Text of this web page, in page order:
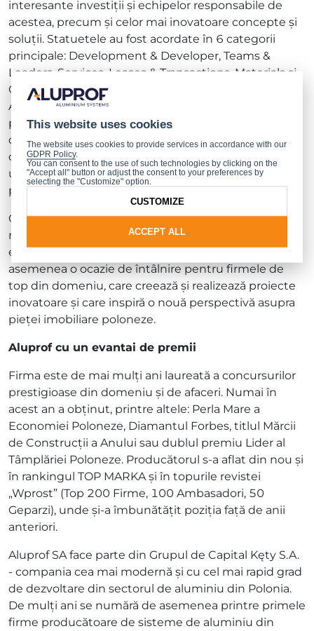
interesante investiții și echipelor responsabile de
acestea, precum și celor mai inovatoare concepte și
soluții. Statuetele au fost acordate în 6 categorii
principale: Development & Developer, Teams &
Leaders, Services, Leases & Transactions, Materials și
Creative Spirit. 33 de laureați ai concursului CIJ
Awards Poland au fost aleși prin vot, în 2 etape. În
prima rundă au participat experți renumiți din
domeniul imobiliar, de investiții, arhitectură și
construcții. A doua etapă a avut loc prin intermediul
unei platforme online, unde au votat peste 3600 de
persoane cu experiență în domeniul imobiliar.
Gala CIJ Awards Poland este un eveniment
recunoscut și de prestigiu pe piața poloneză și
europeană a imobilelor comerciale. Este de
asemenea o ocazie de întâlnire pentru firmele de
top din domeniu, care creează și realizează proiecte
inovatoare și care inspiră o nouă perspectivă asupra
pieței imobiliare poloneze.
Aluprof cu un evantai de premii
Firma este de mai mulți ani laureată a concursurilor
prestigioase din domeniu și de afaceri. Numai în
acest an a obținut, printre altele: Perla Mare a
Economiei Poloneze, Diamantul Forbes, titlul Mărcii
de Construcții a Anului sau dublul premiu Lider al
Tâmplăriei Poloneze. Producătorul s-a aflat din nou și
în rankingul TOP MARKA și în topurile revistei
„Wprost” (Top 200 Firme, 100 Ambasadori, 50
Geparzi), unde și-a îmbunătățit poziția față de anii
anteriori.
Aluprof SA face parte din Grupul de Capital Kęty S.A.
- compania cea mai modernă și cu cel mai rapid grad
de dezvoltare din sectorul de aluminiu din Polonia.
De mulți ani se numără de asemenea printre primele
firme producătoare de sisteme de aluminiu din
This website uses cookies
The website uses cookies to provide services in accordance with our
GDPR Policy.
You can consent to the use of such technologies by clicking on the
"Accept all" button or adjust the consent to your preferences by
selecting the "Customize" option.
ACCEPT ALL
CUSTOMIZE